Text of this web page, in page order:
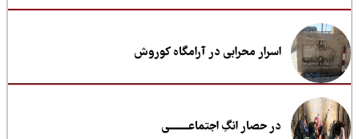
اسرار محرابی در آرامگاه کوروش
در حصار انگِ اجتماعــــــــی